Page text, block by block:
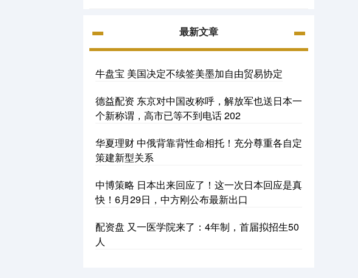
最新文章
牛盘宝 美国决定不续签美墨加自由贸易协定
德益配资 东京对中国改称呼，解放军也送日本一
个新称谓，高市已等不到电话 202
华夏理财 中俄背靠背性命相托！充分尊重各自定
策建新型关系
中博策略 日本出来回应了！这一次日本回应是真
快！6月29日，中方刚公布最新出口
配资盘 又一医学院来了：4年制，首届拟招生50
人